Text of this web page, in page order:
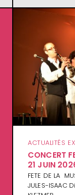
ACTUALITÉS
CONCERT
21 JUIN
FETE DE LA
JULES-ISAAC